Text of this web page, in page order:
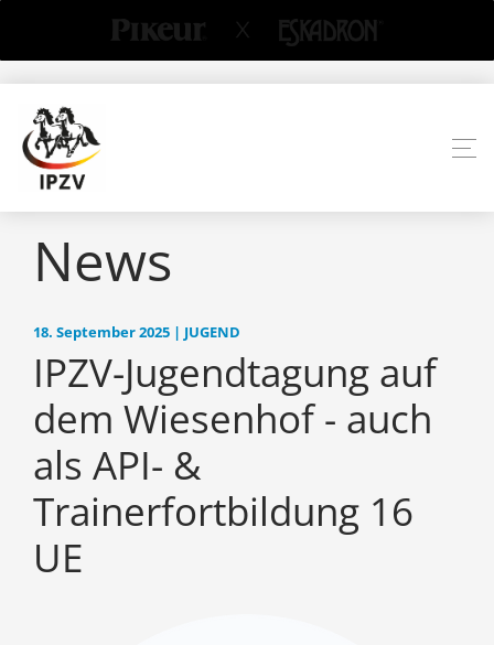
News
18. September 2025 | JUGEND
IPZV-Jugendtagung auf
dem Wiesenhof - auch
als API- &
Trainerfortbildung 16
UE